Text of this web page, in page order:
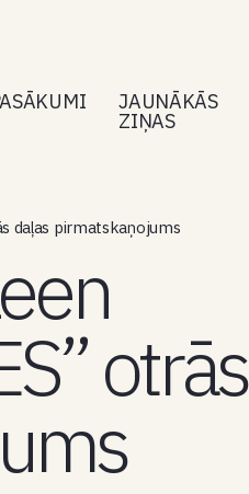
JAUNĀKĀS
ZIŅAS
daļas pirmatskaņojums
otrās